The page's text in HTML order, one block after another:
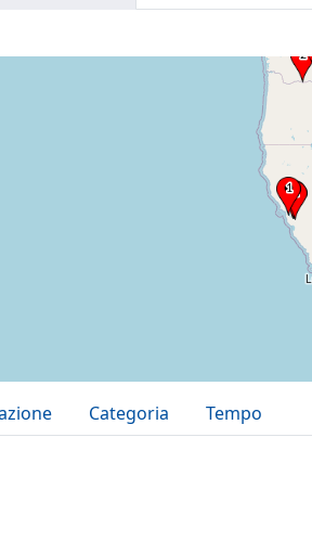
Categoria
Tempo